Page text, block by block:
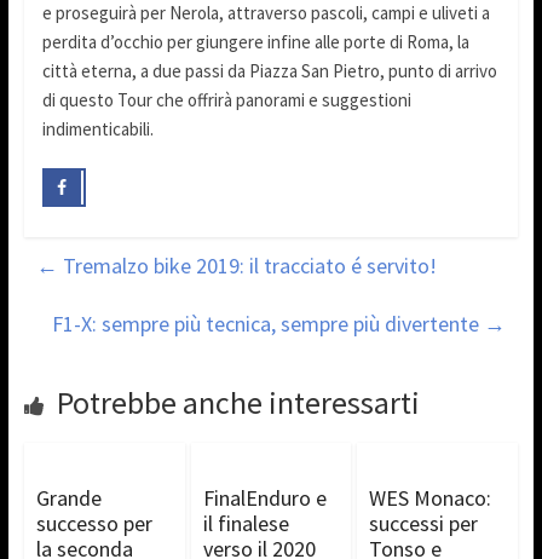
e proseguirà per Nerola, attraverso pascoli, campi e uliveti a
perdita d’occhio per giungere infine alle porte di Roma, la
città eterna, a due passi da Piazza San Pietro, punto di arrivo
di questo Tour che offrirà panorami e suggestioni
indimenticabili.
← Tremalzo bike 2019: il tracciato é servito!
F1-X: sempre più tecnica, sempre più divertente →
Potrebbe anche interessarti
Grande
successo per
la seconda
FinalEnduro e
il finalese
verso il 2020
WES Monaco:
successi per
Tonso e